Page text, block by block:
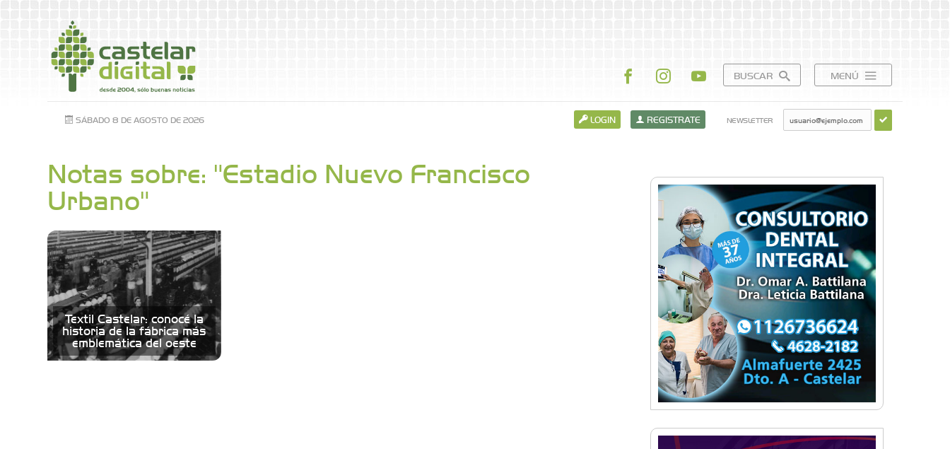
BUSCAR MENÚ
SÁBADO 8 DE AGOSTO DE 2026 LOGIN REGISTRATE NEWSLETTER
Notas sobre: "Estadio Nuevo Francisco
Urbano"
Textil Castelar: conocé la
historia de la fábrica más
emblemática del oeste